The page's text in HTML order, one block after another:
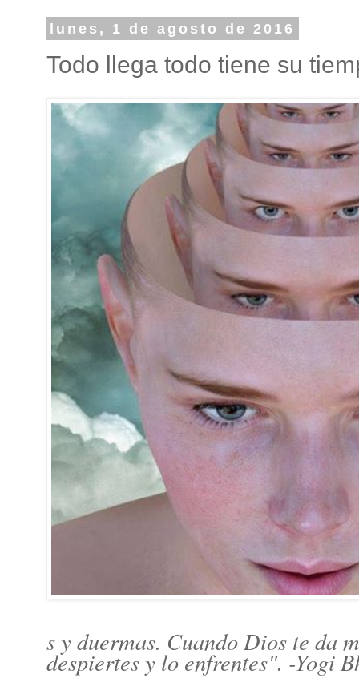
lunes, 1 de agosto de 2016
Todo llega todo tiene su
s y duermas. Cuando Dios te da
despiertes y lo enfrentes". -Yogi